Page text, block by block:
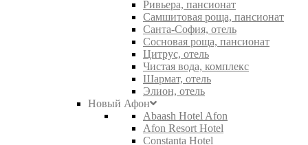
Ривьера, пансионат
Самшитовая роща, пансионат
Санта-София, отель
Сосновая роща, пансионат
Цитрус, отель
Чистая вода, комплекс
Шармат, отель
Элион, отель
Новый Афон
Abaash Hotel Afon
Afon Resort Hotel
Constanta Hotel